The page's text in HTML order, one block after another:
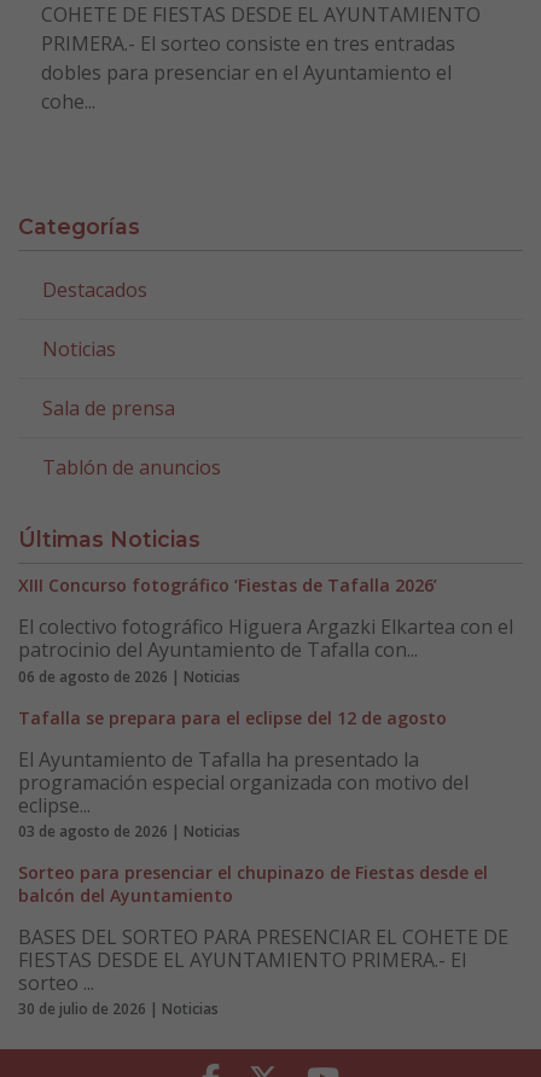
COHETE DE FIESTAS DESDE EL AYUNTAMIENTO
PRIMERA.- El sorteo consiste en tres entradas
dobles para presenciar en el Ayuntamiento el
cohe...
Categorías
Destacados
Noticias
Sala de prensa
Tablón de anuncios
Últimas Noticias
XIII Concurso fotográfico ‘Fiestas de Tafalla 2026’
El colectivo fotográfico Higuera Argazki Elkartea con el
patrocinio del Ayuntamiento de Tafalla con...
06 de agosto de 2026 | Noticias
Tafalla se prepara para el eclipse del 12 de agosto
El Ayuntamiento de Tafalla ha presentado la
programación especial organizada con motivo del
eclipse...
03 de agosto de 2026 | Noticias
Sorteo para presenciar el chupinazo de Fiestas desde el
balcón del Ayuntamiento
BASES DEL SORTEO PARA PRESENCIAR EL COHETE DE
FIESTAS DESDE EL AYUNTAMIENTO PRIMERA.- El
sorteo ...
30 de julio de 2026 | Noticias
Facebook Twitter Youtube